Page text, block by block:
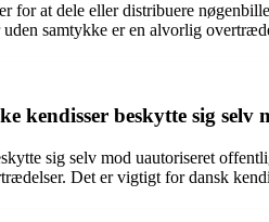
for at dele eller distribuere
samtykke er en alvorlig
kendisser beskytte sig
sig selv mod uautoriseret
Det er vigtigt for dansk